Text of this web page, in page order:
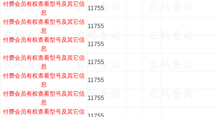
付费会员有权查看型号及其它信
息
11755
付费会员有权查看型号及其它信
息
11755
付费会员有权查看型号及其它信
息
11755
付费会员有权查看型号及其它信
息
11755
付费会员有权查看型号及其它信
息
11755
付费会员有权查看型号及其它信
息
11755
付费会员有权查看型号及其它信